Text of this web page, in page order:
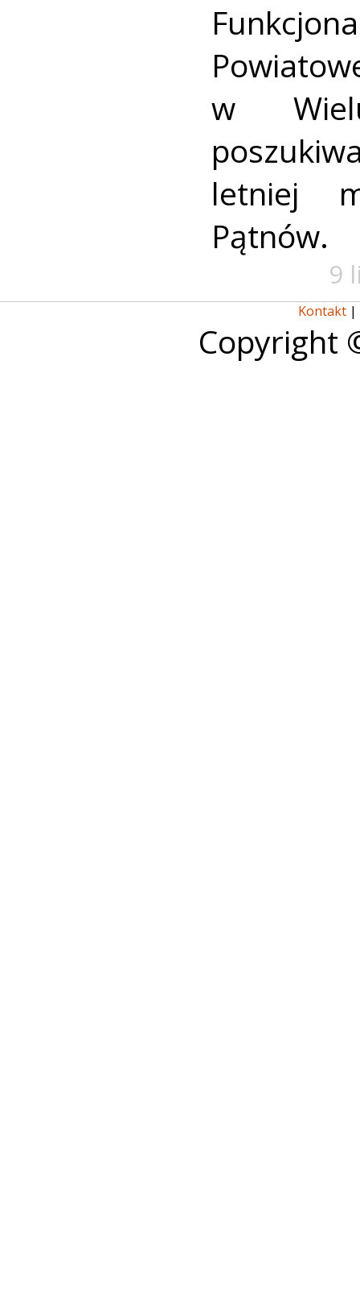
w
letniej
Pątnów.
9
Kontakt |
Copyright